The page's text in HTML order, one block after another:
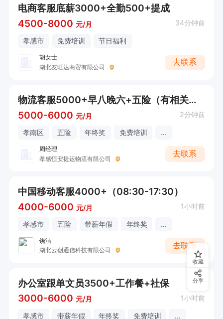
电商客服底薪3000+全勤500+提成
4500-8000 元/月 34分钟前
孝感市 免费培训 节日福利
胡女士
湖北友旺达商贸有限公司
去联系
物流客服5000+早八晚六+五险（有相关经验）
5000-6000 元/月 2分钟前
孝南区 五险 年终奖 免费培训 ...
周经理
孝感恒安捷运物流有限公司
去联系
中国移动客服4000+（08:30-17:30）
4000-6000 元/月 1小时前
孝感市 五险 带薪年假 年终奖 ...
饶洁
湖北云创通信科技有限公司
去联系
办公室跟单文员3500+工作餐+社保
3000-6000 元/月 1小时前
孝感市 带薪年假 年终奖 免费培训 ...
收藏
分享